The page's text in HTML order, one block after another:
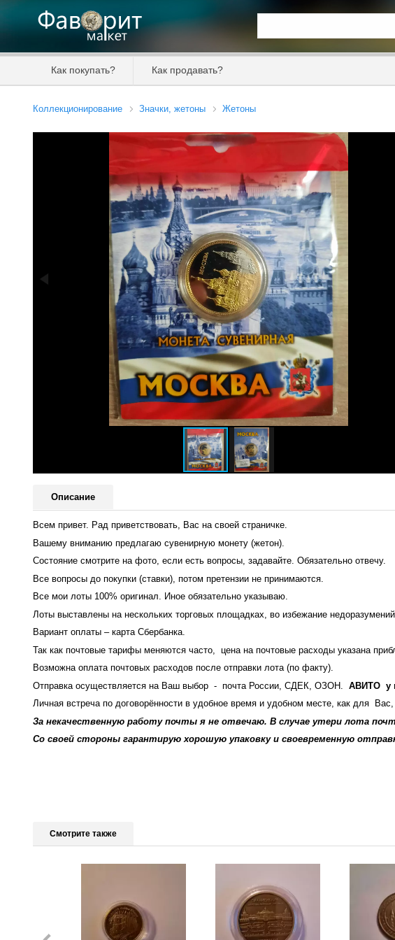
Как покупать? Как продавать?
Коллекционирование Значки, жетоны Жетоны
Описание
Всем привет. Рад приветствовать, Вас на своей страничке.
Вашему вниманию предлагаю сувенирную монету (жетон).
Состояние смотрите на фото, если есть вопросы, задавайте. Обязательно отвечу.
Все вопросы до покупки (ставки), потом претензии не принимаются.
Все мои лоты 100% оригинал. Иное обязательно указываю.
Лоты выставлены на нескольких торговых площадках, во избежание
Вариант оплаты – карта Сбербанка.
Так как почтовые тарифы меняются часто, цена на почтовые расходы указана
Возможна оплата почтовых расходов после отправки лота (по факту).
Отправка осуществляется на Ваш выбор - почта России, СДЕК, ОЗОН. АВИТО у
Личная встреча по договорённости в удобное время и удобном месте, как для
За некачественную работу почты я не отвечаю. В случае утери лота
Со своей стороны гарантирую хорошую упаковку и своевременную
Смотрите также